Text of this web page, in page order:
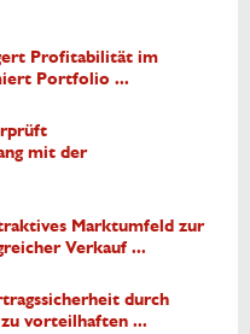
Profitabilität im
Portfolio ...
mit der
Marktumfeld zur
Verkauf ...
durch
vorteilhaften ...